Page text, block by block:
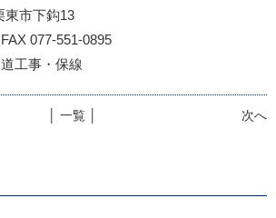
東市下鈎13
077-551-0895
工事・保線
次へ
│ 一覧 │